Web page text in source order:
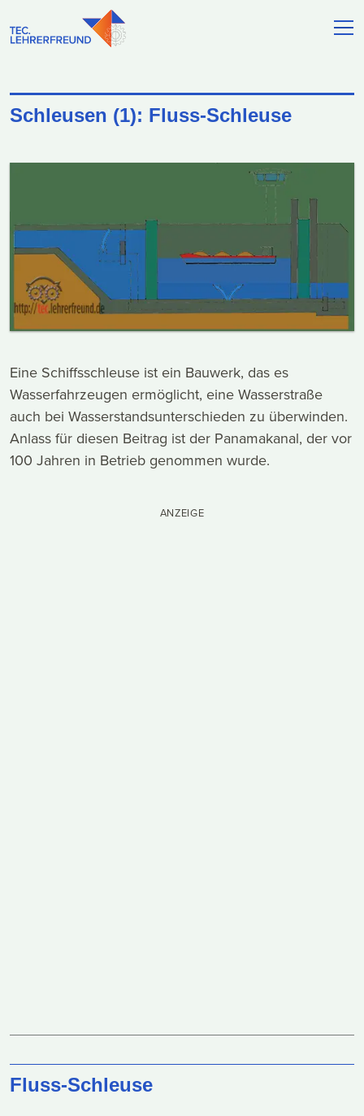
Schleusen (1): Fluss-Schleuse
Eine Schiffsschleuse ist ein Bauwerk, das es
Wasserfahrzeugen ermöglicht, eine Wasserstraße
auch bei Wasserstandsunterschieden zu überwinden.
Anlass für diesen Beitrag ist der Panamakanal, der vor
100 Jahren in Betrieb genommen wurde.
ANZEIGE
Fluss-Schleuse